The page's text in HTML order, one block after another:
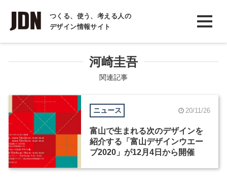
つくる、使う、考える人の
デザイン情報サイト
INTERVIEW
インタビュー
COLUMN
コラム
河崎圭吾
関連記事
ニュース 20/11/26
富山で生まれる次のデザインを
紹介する「富山デザインウエー
ブ2020」が12月4日から開催